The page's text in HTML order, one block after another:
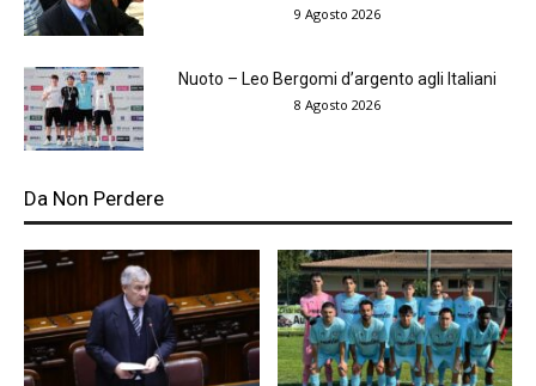
9 Agosto 2026
Nuoto – Leo Bergomi d’argento agli Italiani
8 Agosto 2026
Da Non Perdere